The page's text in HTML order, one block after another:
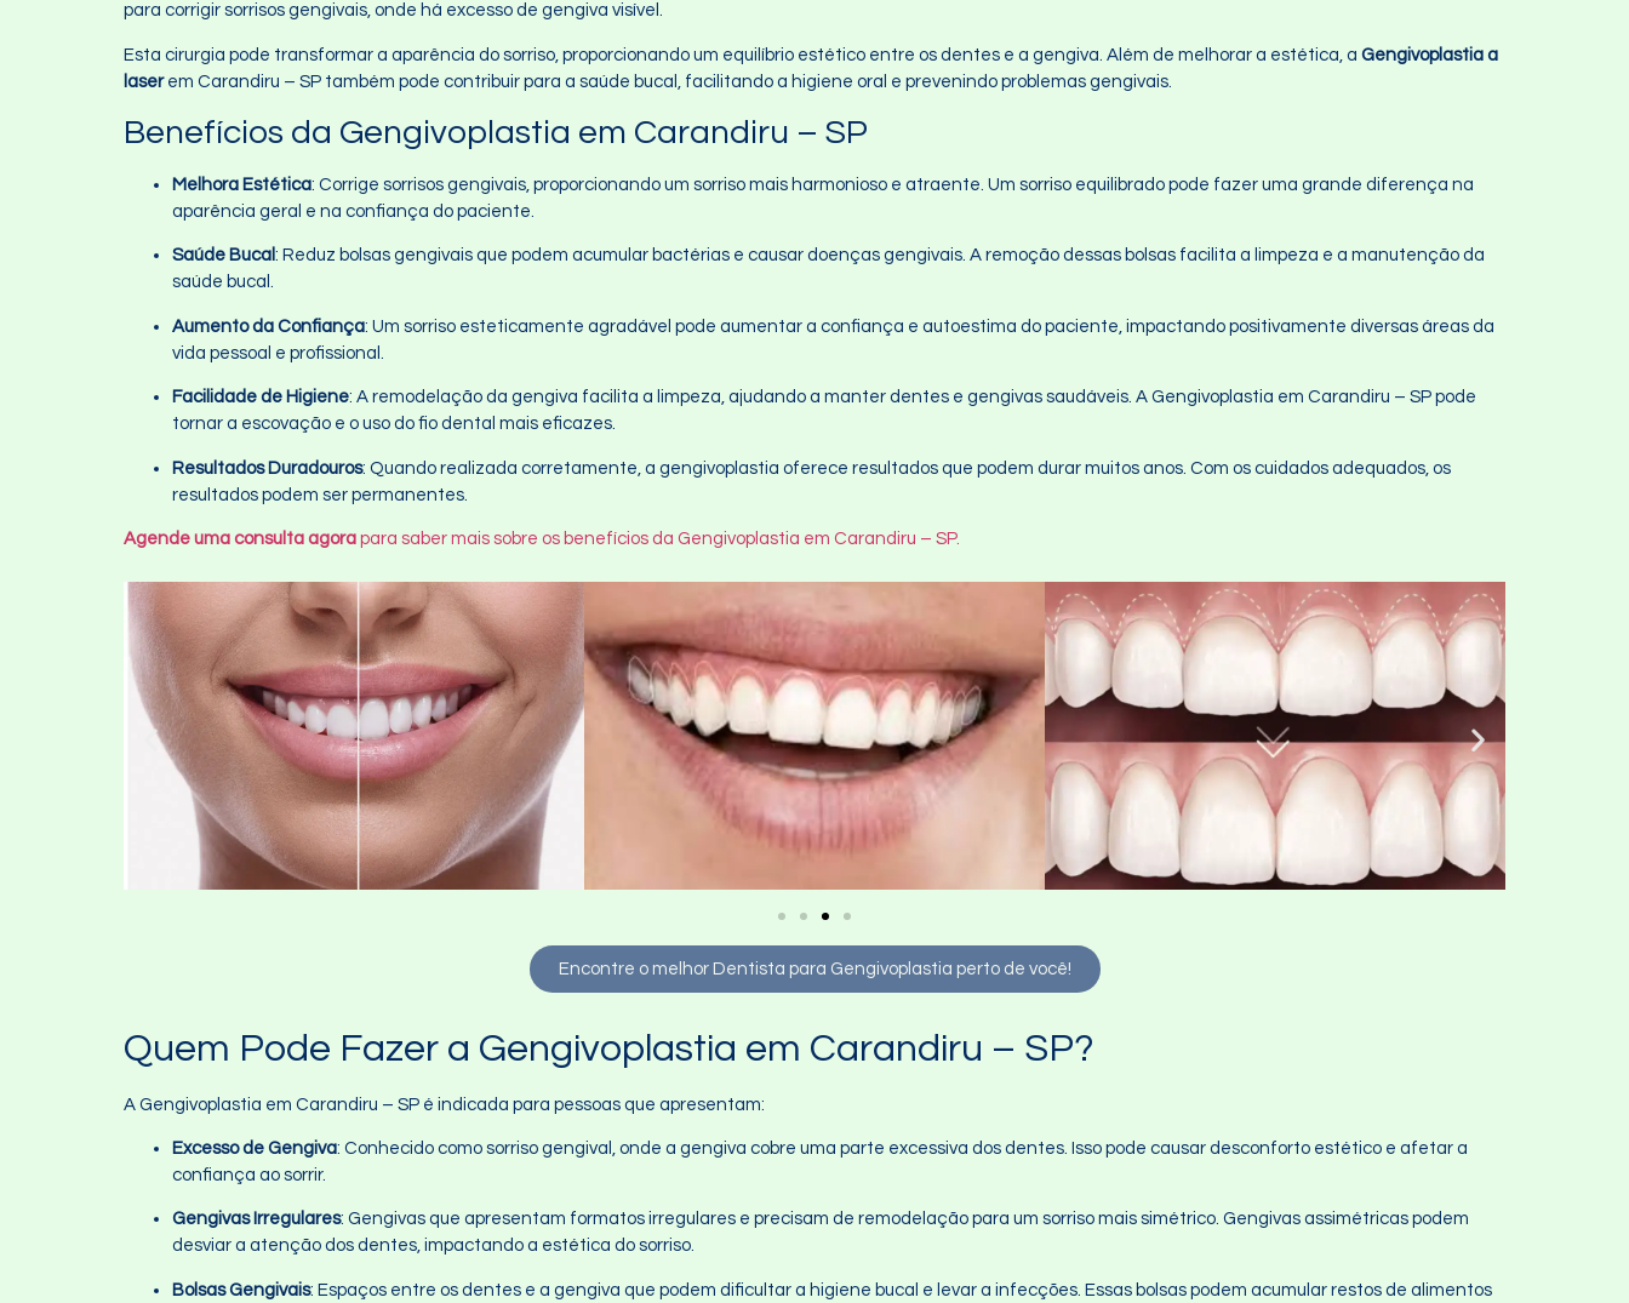
para corrigir sorrisos gengivais, onde há excesso de gengiva visível.
Esta cirurgia pode transformar a aparência do sorriso, proporcionando um equilíbrio estético entre os dentes e a gengiva. Além de melhorar a estética, a Gengivoplastia a
laser em Carandiru – SP também pode contribuir para a saúde bucal, facilitando a higiene oral e prevenindo problemas gengivais.
Benefícios da Gengivoplastia em Carandiru – SP
Melhora Estética: Corrige sorrisos gengivais, proporcionando um sorriso mais harmonioso e atraente. Um sorriso equilibrado pode fazer uma grande diferença na
aparência geral e na confiança do paciente.
Saúde Bucal : Reduz bolsas gengivais que podem acumular bactérias e causar doenças gengivais. A remoção dessas bolsas facilita a limpeza e a manutenção da
saúde bucal.
Aumento da Confiança: Um sorriso esteticamente agradável pode aumentar a confiança e autoestima do paciente, impactando positivamente diversas áreas da
vida pessoal e profissional.
Facilidade de Higiene: A remodelação da gengiva facilita a limpeza, ajudando a manter dentes e gengivas saudáveis. A Gengivoplastia em Carandiru – SP pode
tornar a escovação e o uso do fio dental mais eficazes.
Resultados Duradouros: Quando realizada corretamente, a gengivoplastia oferece resultados que podem durar muitos anos. Com os cuidados adequados, os
resultados podem ser permanentes.
Agende uma consulta agora para saber mais sobre os benefícios da Gengivoplastia em Carandiru – SP.
Encontre o melhor Dentista para Gengivoplastia perto de você!
Quem Pode Fazer a Gengivoplastia em Carandiru – SP?
A Gengivoplastia em Carandiru – SP é indicada para pessoas que apresentam:
Excesso de Gengiva: Conhecido como sorriso gengival, onde a gengiva cobre uma parte excessiva dos dentes. Isso pode causar desconforto estético e afetar a
confiança ao sorrir.
Gengivas Irregulares: Gengivas que apresentam formatos irregulares e precisam de remodelação para um sorriso mais simétrico. Gengivas assimétricas podem
desviar a atenção dos dentes, impactando a estética do sorriso.
Bolsas Gengivais: Espaços entre os dentes e a gengiva que podem dificultar a higiene bucal e levar a infecções. Essas bolsas podem acumular restos de alimentos